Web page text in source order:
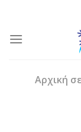
content
Αρχική